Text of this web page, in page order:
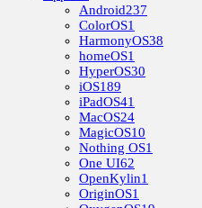
Android237
ColorOS1
HarmonyOS38
homeOS1
HyperOS30
iOS189
iPadOS41
MacOS24
MagicOS10
Nothing OS1
One UI62
OpenKylin1
OriginOS1